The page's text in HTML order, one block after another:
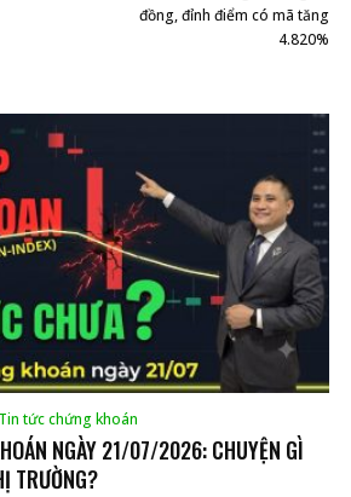
đồng, đỉnh điểm có mã tăng
4.820%
Tin tức chứng khoán
NGÀY 21/07/2026: CHUYỆN GÌ
TRƯỜNG?